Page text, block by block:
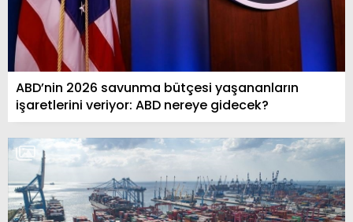
ABD’nin 2026 savunma bütçesi yaşananların
işaretlerini veriyor: ABD nereye gidecek?